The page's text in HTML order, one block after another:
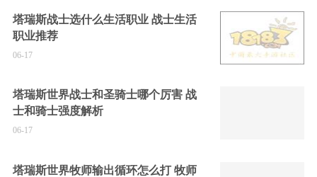
塔瑞斯战士选什么生活职业 战士生活
职业推荐
06-17
塔瑞斯世界战士和圣骑士哪个厉害 战
士和骑士强度解析
06-17
塔瑞斯世界牧师输出循环怎么打 牧师